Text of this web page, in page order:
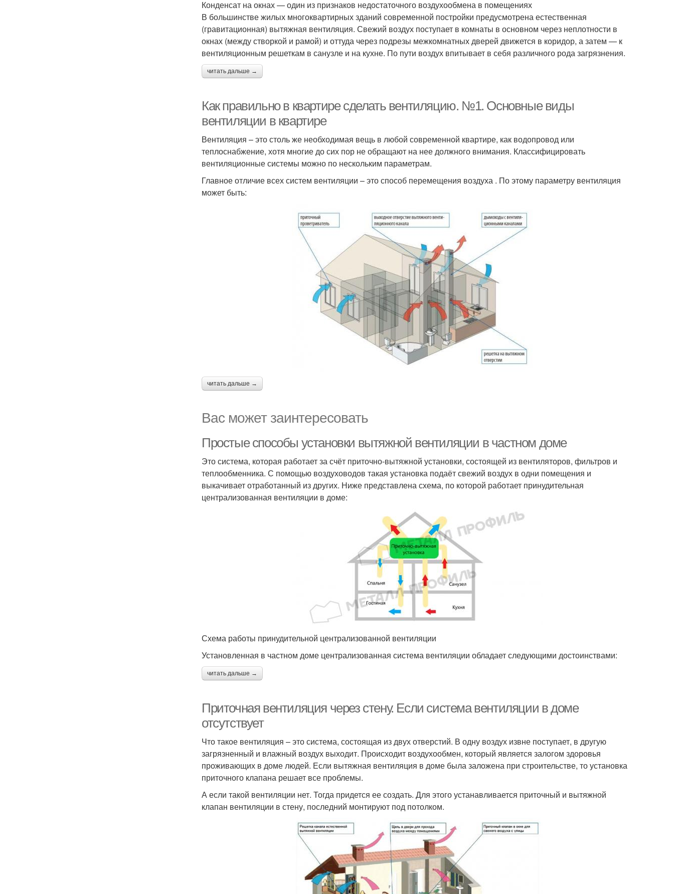
Конденсат на окнах — один из признаков недостаточного воздухообмена в помещениях
В большинстве жилых многоквартирных зданий современной постройки предусмотрена естественная
(гравитационная) вытяжная вентиляция. Свежий воздух поступает в комнаты в основном через неплотности в
окнах (между створкой и рамой) и оттуда через подрезы межкомнатных дверей движется в коридор, а затем — к
вентиляционным решеткам в санузле и на кухне. По пути воздух впитывает в себя различного рода загрязнения.
читать дальше →
Как правильно в квартире сделать вентиляцию. №1. Основные виды
вентиляции в квартире
Вентиляция – это столь же необходимая вещь в любой современной квартире, как водопровод или
теплоснабжение, хотя многие до сих пор не обращают на нее должного внимания. Классифицировать
вентиляционные системы можно по нескольким параметрам.
Главное отличие всех систем вентиляции – это способ перемещения воздуха . По этому параметру вентиляция
может быть:
читать дальше →
Вас может заинтересовать
Простые способы установки вытяжной вентиляции в частном доме
Это система, которая работает за счёт приточно-вытяжной установки, состоящей из вентиляторов, фильтров и
теплообменника. С помощью воздуховодов такая установка подаёт свежий воздух в одни помещения и
выкачивает отработанный из других. Ниже представлена схема, по которой работает принудительная
централизованная вентиляции в доме:
Схема работы принудительной централизованной вентиляции
Установленная в частном доме централизованная система вентиляции обладает следующими достоинствами:
читать дальше →
Приточная вентиляция через стену. Если система вентиляции в доме
отсутствует
Что такое вентиляция – это система, состоящая из двух отверстий. В одну воздух извне поступает, в другую
загрязненный и влажный воздух выходит. Происходит воздухообмен, который является залогом здоровья
проживающих в доме людей. Если вытяжная вентиляция в доме была заложена при строительстве, то установка
приточного клапана решает все проблемы.
А если такой вентиляции нет. Тогда придется ее создать. Для этого устанавливается приточный и вытяжной
клапан вентиляции в стену, последний монтируют под потолком.